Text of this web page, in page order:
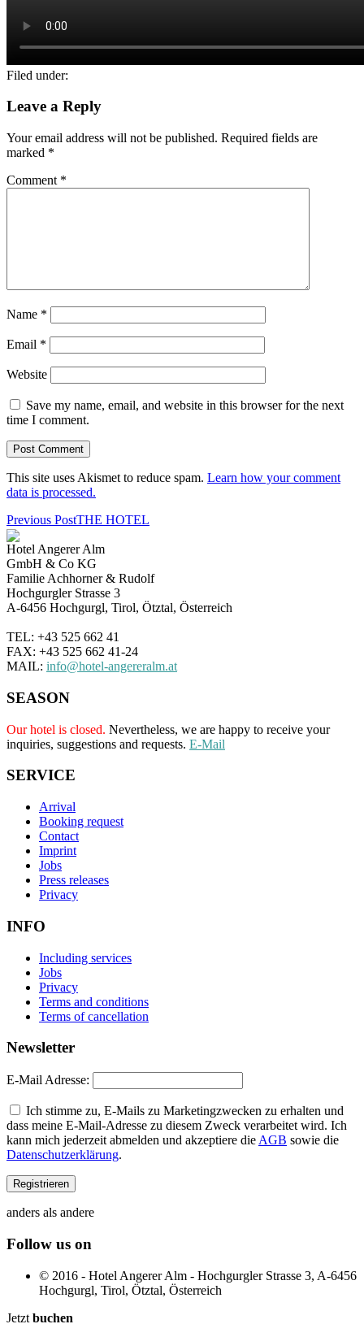
Filed under:
Leave a Reply
Your email address will not be published. Required fields are
marked *
Comment *
Name *
Email *
Website
Save my name, email, and website in this browser for the next
time I comment.
This site uses Akismet to reduce spam. Learn how your comment
data is processed.
Previous PostTHE HOTEL
Hotel Angerer Alm
GmbH & Co KG
Familie Achhorner & Rudolf
Hochgurgler Strasse 3
A-6456 Hochgurgl, Tirol, Ötztal, Österreich
TEL: +43 525 662 41
FAX: +43 525 662 41-24
MAIL: info@hotel-angereralm.at
SEASON
Our hotel is closed. Nevertheless, we are happy to receive your
inquiries, suggestions and requests. E-Mail
SERVICE
Arrival
Booking request
Contact
Imprint
Jobs
Press releases
Privacy
INFO
Including services
Jobs
Privacy
Terms and conditions
Terms of cancellation
Newsletter
E-Mail Adresse:
Ich stimme zu, E-Mails zu Marketingzwecken zu erhalten und
dass meine E-Mail-Adresse zu diesem Zweck verarbeitet wird. Ich
kann mich jederzeit abmelden und akzeptiere die AGB sowie die
Datenschutzerklärung.
anders als andere
Follow us on
© 2016 - Hotel Angerer Alm - Hochgurgler Strasse 3, A-6456
Hochgurgl, Tirol, Ötztal, Österreich
Jetzt buchen